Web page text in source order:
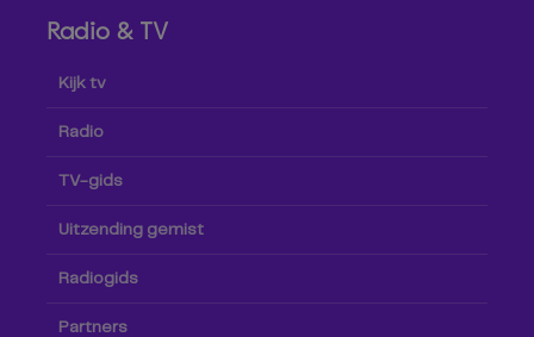
Radio & TV
Kijk tv
Radio
TV-gids
Uitzending gemist
Radiogids
Partners